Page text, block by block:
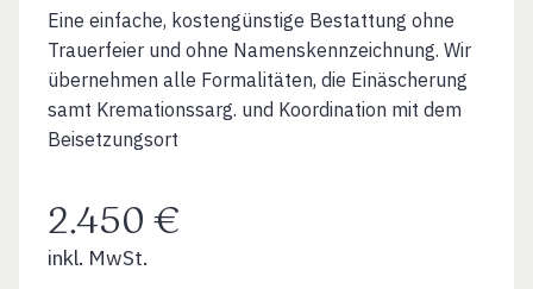
Eine einfache, kostengünstige Bestattung ohne
Trauerfeier und ohne Namenskennzeichnung. Wir
übernehmen alle Formalitäten, die Einäscherung
samt Kremationssarg. und Koordination mit dem
Beisetzungsort
2.450 €
inkl. MwSt.